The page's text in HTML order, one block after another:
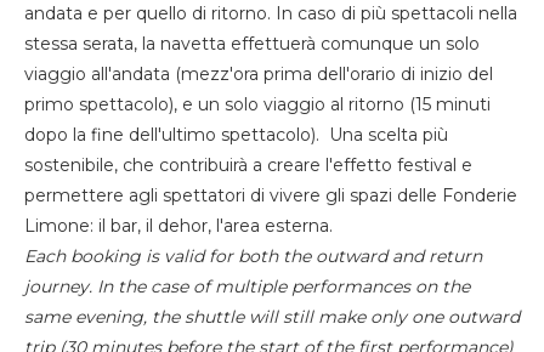
andata e per quello di ritorno. In caso di più spettacoli nella
stessa serata, la navetta effettuerà comunque un solo
viaggio all'andata (mezz'ora prima dell'orario di inizio del
primo spettacolo), e un solo viaggio al ritorno (15 minuti
dopo la fine dell'ultimo spettacolo). Una scelta più
sostenibile, che contribuirà a creare l'effetto festival e
permettere agli spettatori di vivere gli spazi delle Fonderie
Limone: il bar, il dehor, l'area esterna.
Each booking is valid for both the outward and return
journey. In the case of multiple performances on the
same evening, the shuttle will still make only one outward
trip (30 minutes before the start of the first performance)